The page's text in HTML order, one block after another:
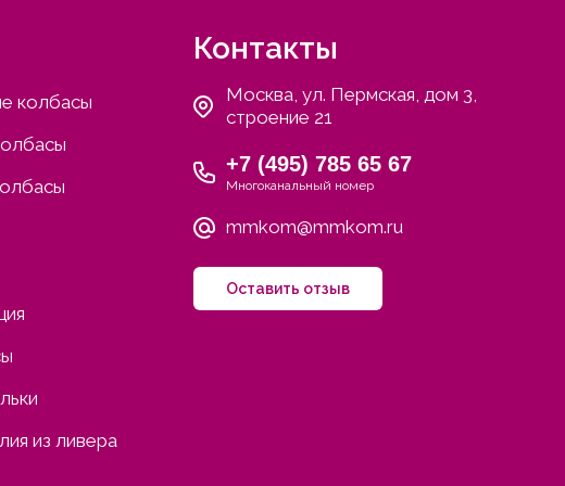
колбасы
из ливера
Контакты
Москва, ул. Пермская, дом 3,
строение 21
+7 (495) 785 65 67
Многоканальный номер
mmkom@mmkom.ru
Оставить отзыв